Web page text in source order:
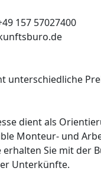
157 57027400
unterschiedliche
dient als
Monteur- und
erhalten Sie mit der
Unterkünfte.